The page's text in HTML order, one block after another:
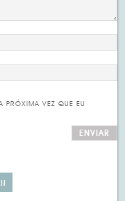
PRÓXIMA VEZ QUE EU